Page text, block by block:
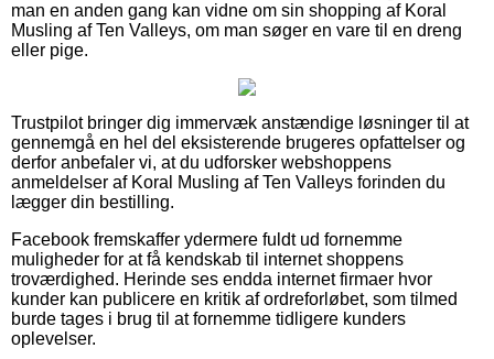
man en anden gang kan vidne om sin shopping af Koral
Musling af Ten Valleys, om man søger en vare til en dreng
eller pige.
Trustpilot bringer dig immervæk anstændige løsninger til at
gennemgå en hel del eksisterende brugeres opfattelser og
derfor anbefaler vi, at du udforsker webshoppens
anmeldelser af Koral Musling af Ten Valleys forinden du
lægger din bestilling.
Facebook fremskaffer ydermere fuldt ud fornemme
muligheder for at få kendskab til internet shoppens
troværdighed. Herinde ses endda internet firmaer hvor
kunder kan publicere en kritik af ordreforløbet, som tilmed
burde tages i brug til at fornemme tidligere kunders
oplevelser.